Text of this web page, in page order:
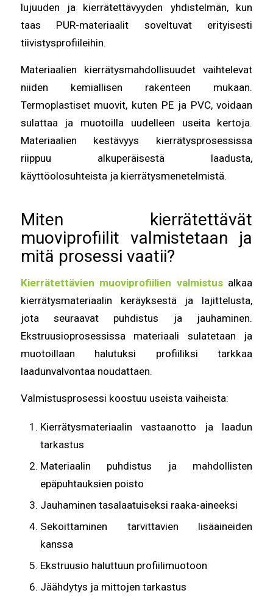
lujuuden ja kierrätettävyyden yhdistelmän, kun
taas PUR-materiaalit soveltuvat erityisesti
tiivistysprofiileihin.
Materiaalien kierrätysmahdollisuudet vaihtelevat
niiden kemiallisen rakenteen mukaan.
Termoplastiset muovit, kuten PE ja PVC, voidaan
sulattaa ja muotoilla uudelleen useita kertoja.
Materiaalien kestävyys kierrätysprosessissa
riippuu alkuperäisestä laadusta,
käyttöolosuhteista ja kierrätysmenetelmistä.
Miten kierrätettävät
muoviprofiilit valmistetaan ja
mitä prosessi vaatii?
Kierrätettävien muoviprofiilien valmistusalkaa
kierrätysmateriaalin keräyksestä ja lajittelusta,
jota seuraavat puhdistus ja jauhaminen.
Ekstruusioprosessissa materiaali sulatetaan ja
muotoillaan halutuksi profiiliksi tarkkaa
laadunvalvontaa noudattaen.
Valmistusprosessi koostuu useista vaiheista:
Kierrätysmateriaalin vastaanotto ja laadun
tarkastus
Materiaalin puhdistus ja mahdollisten
epäpuhtauksien poisto
Jauhaminen tasalaatuiseksi raaka-aineeksi
Sekoittaminen tarvittavien lisäaineiden
kanssa
Ekstruusio haluttuun profiilimuotoon
Jäähdytys ja mittojen tarkastus